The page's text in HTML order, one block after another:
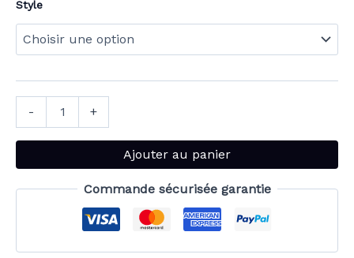
Style
- +
Ajouter au panier
Commande sécurisée garantie